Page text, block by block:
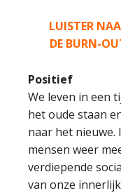
LUISTER
DE BURN-
Positief
We leven in een
het oude staan
naar het nieuwe.
mensen weer
verdiepende
van onze